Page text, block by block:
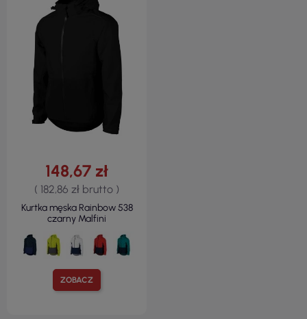
ZOBACZ
148,67 zł
( 182,86 zł brutto )
Kurtka męska Rainbow 538
czarny Malfini